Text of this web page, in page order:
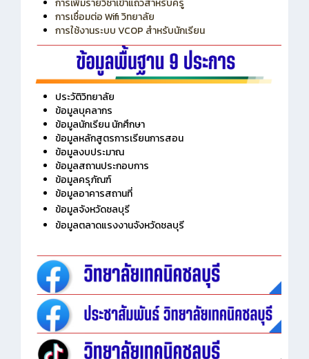
การใช้งานระบบ MyRms สำหรับผู้ปกครอง
การเพิ่มรายวิชาเข้าแถวสำหรับครู
การเชื่อมต่อ Wifi วิทยาลัย
การใช้งานระบบ VCOP สำหรับนักเรียน
ประวัติวิทยาลัย
ข้อมูลบุคลากร
ข้อมูลนักเรียน นักศึกษา
ข้อมูลหลักสูตรการเรียนการสอน
ข้อมูลงบประมาณ
ข้อมูลสถานประกอบการ
ข้อมูลครุภัณฑ์
ข้อมูลอาคารสถานที่
ข้อมูลจังหวัดชลบุรี